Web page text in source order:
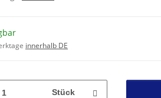
innerhalb DE
Stück